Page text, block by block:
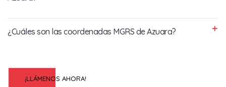
¿Cuáles son las coordenadas MGRS de Azuara?
¡LLÁMENOS AHORA!